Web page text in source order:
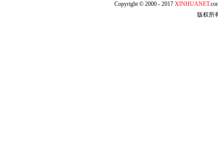
茅台股价跌停 反复风暴
Copyright © 2000 - 2017 XINHUANET
版权所